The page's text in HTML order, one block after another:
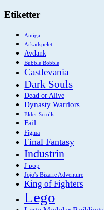
Etiketter
Amiga
Arkadspelet
Avdank
Bubble Bobble
Castlevania
Dark Souls
Dead or Alive
Dynasty Warriors
Elder Scrolls
Fail
Figma
Final Fantasy
Industrin
J-pop
Jojo's Bizarre Adventure
King of Fighters
Lego